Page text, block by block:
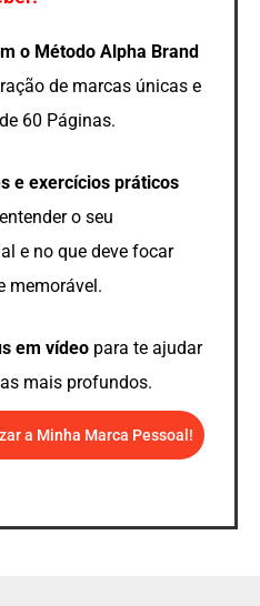
o Método Alpha Brand
de marcas únicas e
60 Páginas.
e exercícios práticos
o seu
e no que deve focar
memorável.
em vídeo para te ajudar
mais profundos.
a Minha Marca Pessoal!